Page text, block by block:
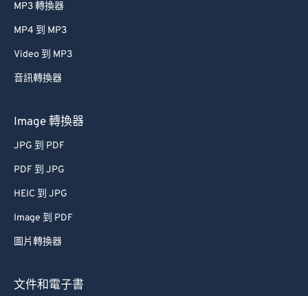
MP3 轉換器
MP4 到 MP3
Video 到 MP3
音訊轉換器
Image 轉換器
JPG 到 PDF
PDF 到 JPG
HEIC 到 JPG
Image 到 PDF
圖片轉換器
文件和電子書